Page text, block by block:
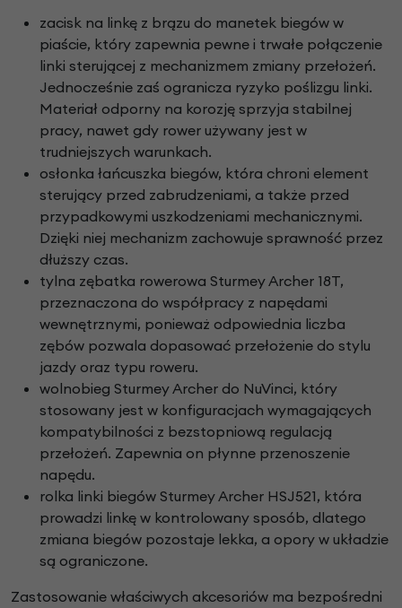
zacisk na linkę z brązu do manetek biegów w
piaście, który zapewnia pewne i trwałe połączenie
linki sterującej z mechanizmem zmiany przełożeń.
Jednocześnie zaś ogranicza ryzyko poślizgu linki.
Materiał odporny na korozję sprzyja stabilnej
pracy, nawet gdy rower używany jest w
trudniejszych warunkach.
osłonka łańcuszka biegów, która chroni element
sterujący przed zabrudzeniami, a także przed
przypadkowymi uszkodzeniami mechanicznymi.
Dzięki niej mechanizm zachowuje sprawność przez
dłuższy czas.
tylna zębatka rowerowa Sturmey Archer 18T,
przeznaczona do współpracy z napędami
wewnętrznymi, ponieważ odpowiednia liczba
zębów pozwala dopasować przełożenie do stylu
jazdy oraz typu roweru.
wolnobieg Sturmey Archer do NuVinci, który
stosowany jest w konfiguracjach wymagających
kompatybilności z bezstopniową regulacją
przełożeń. Zapewnia on płynne przenoszenie
napędu.
rolka linki biegów Sturmey Archer HSJ521, która
prowadzi linkę w kontrolowany sposób, dlatego
zmiana biegów pozostaje lekka, a opory w układzie
są ograniczone.
Zastosowanie właściwych akcesoriów ma bezpośredni